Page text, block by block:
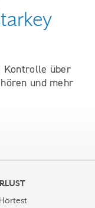
Kontrolle über
und mehr